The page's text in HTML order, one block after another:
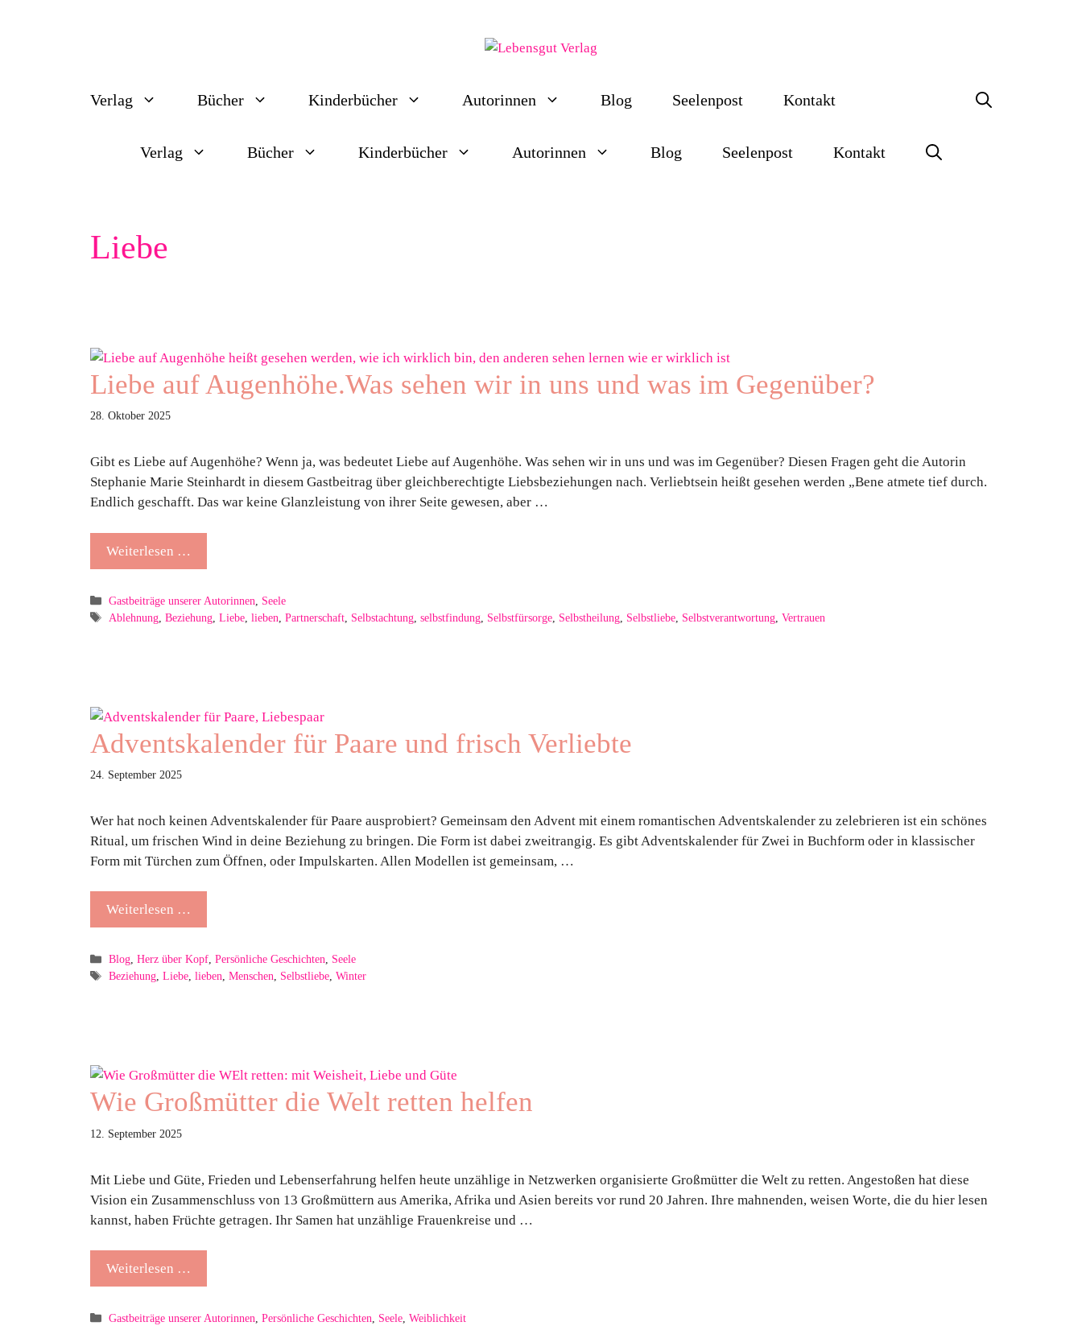
Verlag Bücher Kinderbücher Autorinnen Blog Seelenpost Kontakt
Verlag Bücher Kinderbücher Autorinnen Blog Seelenpost Kontakt
Liebe
Liebe auf Augenhöhe.Was sehen wir in uns und was im Gegenüber?
28. Oktober 2025
Gibt es Liebe auf Augenhöhe? Wenn ja, was bedeutet Liebe auf Augenhöhe. Was sehen wir in uns und was im Gegenüber? Diesen Fragen geht die Autorin
Stephanie Marie Steinhardt in diesem Gastbeitrag über gleichberechtigte Liebsbeziehungen nach. Verliebtsein heißt gesehen werden „Bene atmete tief durch.
Endlich geschafft. Das war keine Glanzleistung von ihrer Seite gewesen, aber …
Weiterlesen …
Kategorien
Gastbeiträge unserer Autorinnen
Seele
Schlagwörter
Ablehnung ,Beziehung ,Liebe ,lieben ,Partnerschaft Selbstachtung ,selbstfindung Selbstfürsorge Selbstheilung Selbstliebe Selbstverantwortung ,Vertrauen
Adventskalender für Paare und frisch Verliebte
24. September 2025
Wer hat noch keinen Adventskalender für Paare ausprobiert? Gemeinsam den Advent mit einem romantischen Adventskalender zu zelebrieren ist ein schönes
Ritual, um frischen Wind in deine Beziehung zu bringen. Die Form ist dabei zweitrangig. Es gibt Adventskalender für Zwei in Buchform oder in klassischer
Form mit Türchen zum Öffnen, oder Impulskarten. Allen Modellen ist gemeinsam, …
Weiterlesen …
Kategorien
Blog,Herz über Kopf,Persönliche Geschichten, Seele
Schlagwörter
Beziehung,Liebe,lieben,Menschen, Selbstliebe,Winter
Wie Großmütter die Welt retten helfen
12. September 2025
Mit Liebe und Güte, Frieden und Lebenserfahrung helfen heute unzählige in Netzwerken organisierte Großmütter die Welt zu retten. Angestoßen hat diese
Vision ein Zusammenschluss von 13 Großmüttern aus Amerika, Afrika und Asien bereits vor rund 20 Jahren. Ihre mahnenden, weisen Worte, die du hier lesen
kannst, haben Früchte getragen. Ihr Samen hat unzählige Frauenkreise und …
Weiterlesen …
Kategorien
Gastbeiträge unserer Autorinnen ,Persönliche Geschichten Seele ,Weiblichkeit